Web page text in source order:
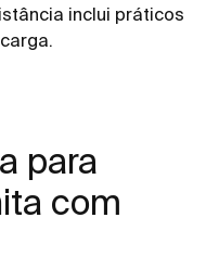
inclui práticos
para
com